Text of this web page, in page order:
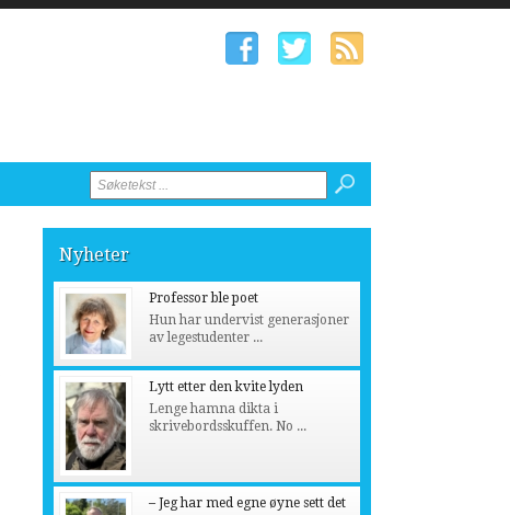
Nyheter
Professor ble poet
Hun har undervist generasjoner
av legestudenter ...
Lytt etter den kvite lyden
Lenge hamna dikta i
skrivebordsskuffen. No ...
– Jeg har med egne øyne sett det